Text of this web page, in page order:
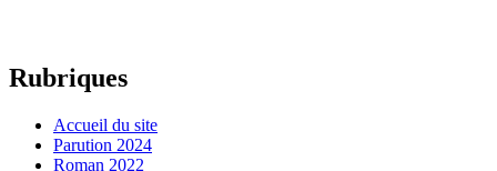
Rubriques
Accueil du site
Parution 2024
Roman 2022